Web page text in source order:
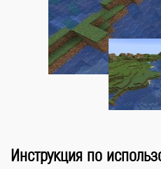
Инструкция по